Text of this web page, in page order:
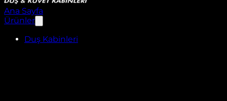
Ana Sayfa
Ürünler
Duş Kabinleri